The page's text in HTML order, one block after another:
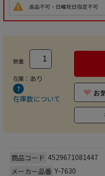
返品不可・日曜祝日指定不可
数量
在庫： あり
在庫数について
お
商品コード 4529671081447
メーカー品番 Y-7630